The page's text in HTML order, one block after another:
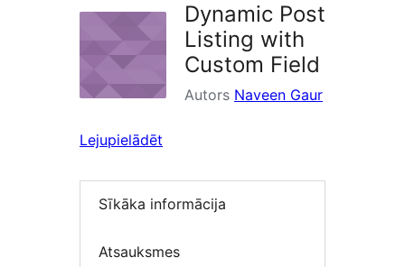
Dynamic Post
Listing with
Custom Field
Autors Naveen Gaur
Lejupielādēt
Sīkāka informācija
Atsauksmes